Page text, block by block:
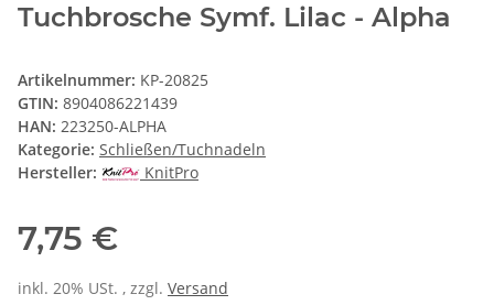
Tuchbrosche Symf. Lilac - Alpha
Artikelnummer: KP-20825
GTIN: 8904086221439
HAN: 223250-ALPHA
Kategorie: Schließen/Tuchnadeln
Hersteller:
KnitPro
7,75 €
inkl. 20% USt. , zzgl. Versand